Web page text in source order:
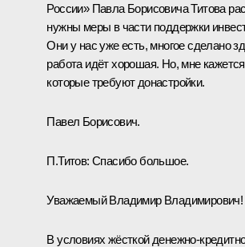
России» Павла Борисовича Титова
нужны меры в части поддержки
Они у нас уже есть, многое сделано
работа идёт хорошая. Но, мне
которые требуют донастройки.
Павел Борисович.
П.Титов: Спасибо большое.
Уважаемый Владимир Владимирович!
В условиях жёсткой денежно-